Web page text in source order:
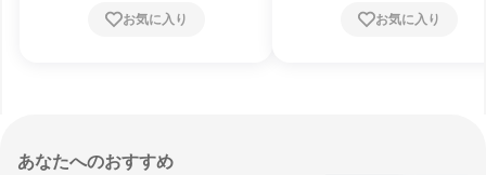
お気に入り お気に入り
あなたへのおすすめ